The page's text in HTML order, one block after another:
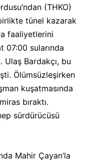
(THKO)
tünel kazarak
faaliyetlerini
07:00 sularında
Ulaş Bardakçı, bu
Ölümsüzleşirken
kuşatmasında
bıraktı.
sürdürücüsü
Mahir Çayan’la